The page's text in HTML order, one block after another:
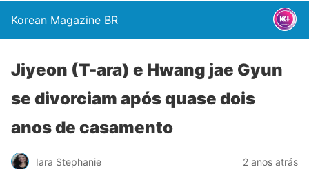
Korean Magazine BR
Jiyeon (T-ara) e Hwang jae Gyun
se divorciam após quase dois
anos de casamento
Iara Stephanie 2 anos atrás